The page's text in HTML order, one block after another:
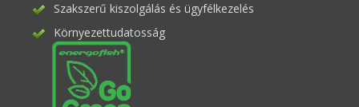
Szakszerű kiszolgálás és ügyfélkezelés
Környezettudatosság